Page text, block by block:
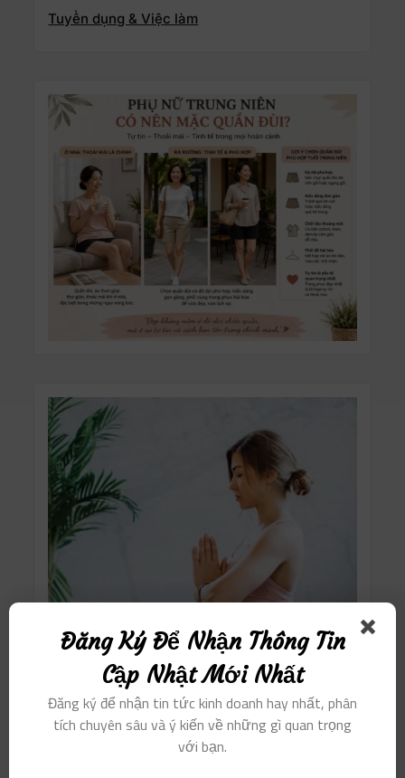
Tuyển dụng & Việc làm
Đăng Ký Để Nhận Thông Tin
Cập Nhật Mới Nhất
Đăng ký để nhận tin tức kinh doanh hay nhất, phân
tích chuyên sâu và ý kiến ​​về những gì quan trọng
với bạn.